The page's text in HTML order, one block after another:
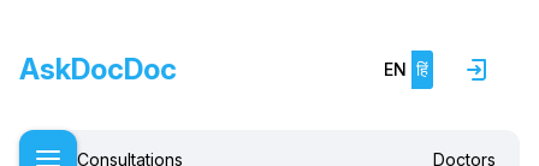
AskDocDoc EN हिं
Consultations Doctors